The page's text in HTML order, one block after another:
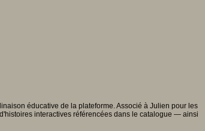
éducative de la plateforme. Associé à Julien pour les
interactives référencées dans le catalogue — ainsi